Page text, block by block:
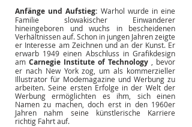
Anfänge und Aufstieg: Warhol wurde in eine
Familie slowakischer Einwanderer
hineingeboren und wuchs in bescheidenen
Verhältnissen auf. Schon in jungen Jahren zeigte
er Interesse am Zeichnen und an der Kunst. Er
erwarb 1949 einen Abschluss in Grafikdesign
am Carnegie Institute of Technology
, bevor
er nach New York zog, um als kommerzieller
Illustrator für Modemagazine und Werbung zu
arbeiten. Seine ersten Erfolge in der Welt der
Werbung ermöglichten es ihm, sich einen
Namen zu machen, doch erst in den 1960er
Jahren nahm seine künstlerische Karriere
richtig Fahrt auf.